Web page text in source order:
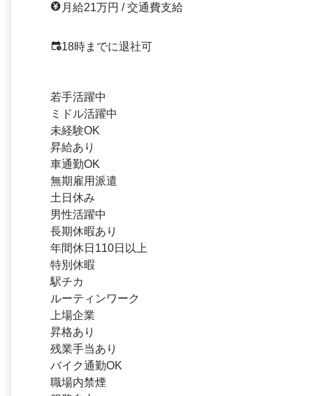
月給21万円 / 交通費支給
18時までに退社可
若手活躍中
ミドル活躍中
未経験OK
昇給あり
車通勤OK
無期雇用派遣
土日休み
男性活躍中
長期休暇あり
年間休日110日以上
特別休暇
駅チカ
ルーティンワーク
上場企業
昇格あり
残業手当あり
バイク通勤OK
職場内禁煙